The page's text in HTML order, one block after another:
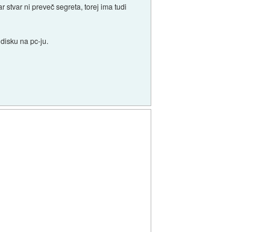
stvar ni preveč segreta, torej ima tudi
na pc-ju.